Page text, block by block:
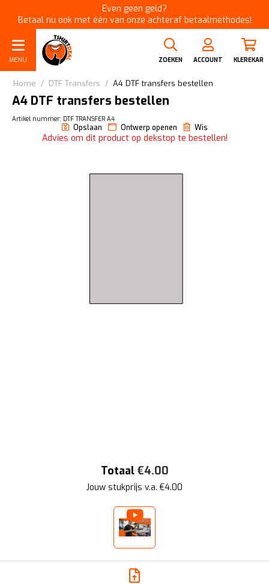
Even geen geld?
Betaal nu ook met één van onze achteraf betaalmethodes!
MENU ZOEKEN ACCOUNT KLEREKAR
Home / DTF Transfers / A4 DTF transfers bestellen
A4 DTF transfers bestellen
Artikel nummer: DTF TRANSFER A4
Opslaan Ontwerp openen Wis
Advies om dit product op dekstop te bestellen!
Totaal €4.00
Jouw stukprijs v.a. €4.00